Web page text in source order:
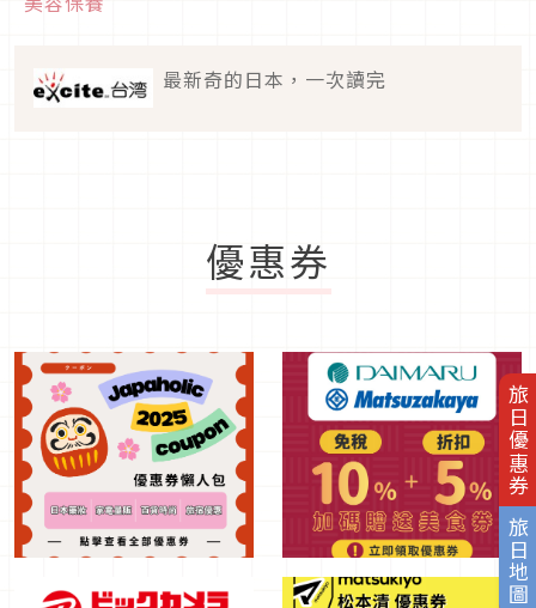
旅日優惠券
旅日地圖
最新奇的日本，一次讀完
優惠券